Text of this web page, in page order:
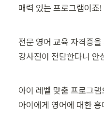
매력 있는 프로그램이죠!
전문 영어 교육 자격증
강사진이 전담한다니 안
아이 레벨 맞춤 프로그램
아이에게 영어에 대한